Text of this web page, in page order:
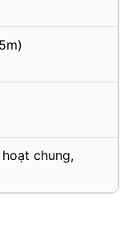
chung,